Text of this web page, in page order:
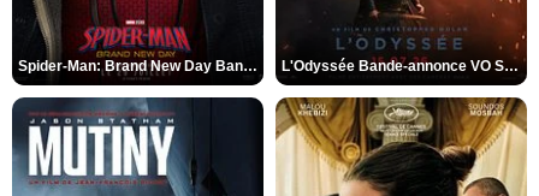
Spider-Man: Brand New Day Bande-annonce VO STFR L'Odyssée Bande-annonce VO STFR